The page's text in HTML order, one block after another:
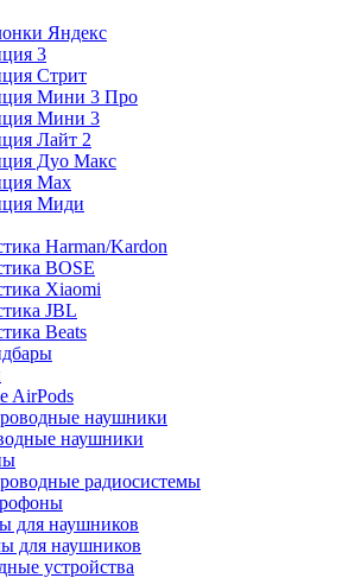
Яндекс
3
Стрит
Мини 3 Про
Мини 3
Лайт 2
Дуо Макс
Max
Миди
Harman/Kardon
BOSE
Xiaomi
JBL
Beats
AirPods
наушники
наушники
радиосистемы
для наушников
для наушников
устройства